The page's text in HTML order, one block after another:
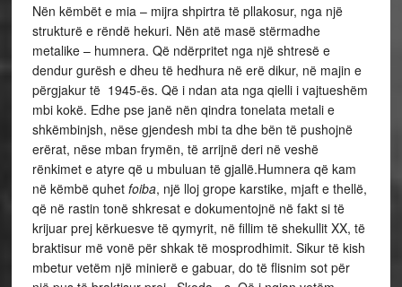
Nën këmbët e mia – mijra shpirtra të pllakosur, nga një
strukturë e rëndë hekuri. Nën atë masë stërmadhe
metalike – humnera. Që ndërpritet nga një shtresë e
dendur gurësh e dheu të hedhura në erë dikur, në majin e
përgjakur të 1945-ës. Që i ndan ata nga qielli i vajtueshëm
mbi kokë. Edhe pse janë nën qindra tonelata metali e
shkëmbinjsh, nëse gjendesh mbi ta dhe bën të pushojnë
erërat, nëse mban frymën, të arrijnë deri në veshë
rënkimet e atyre që u mbuluan të gjallë.Humnera që kam
në këmbë quhet foiba, një lloj grope karstike, mjaft e thellë,
që në rastin tonë shkresat e dokumentojnë në fakt si të
krijuar prej kërkuesve të qymyrit, në fillim të shekullit XX, të
braktisur më vonë për shkak të mosprodhimit. Sikur të kish
mbetur vetëm një minierë e gabuar, do të flisnim sot për